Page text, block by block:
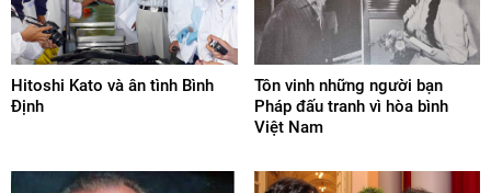
Hitoshi Kato và ân tình Bình
Định
Tôn vinh những người bạn
Pháp đấu tranh vì hòa bình
Việt Nam